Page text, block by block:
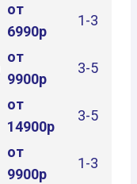
от
6990р
1-3
от
9900р
3-5
от
14900р
3-5
от
9900р
1-3